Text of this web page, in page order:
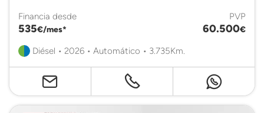
Financia desde
535€/mes*
PVP
60.500€
Diésel • 2026 • Automático • 3.735Km.